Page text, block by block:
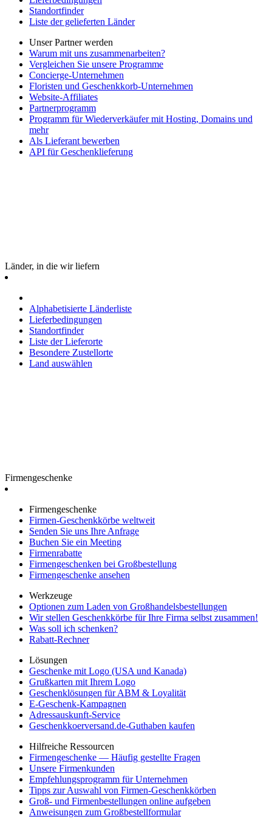
Standortfinder
Liste der gelieferten Länder
Unser Partner werden
Warum mit uns zusammenarbeiten?
Vergleichen Sie unsere Programme
Concierge-Unternehmen
Floristen und Geschenkkorb-Unternehmen
Website-Affiliates
Partnerprogramm
Programm für Wiederverkäufer mit Hosting, Domains und
mehr
Als Lieferant bewerben
API für Geschenklieferung
Länder, in die wir liefern
Alphabetisierte Länderliste
Lieferbedingungen
Standortfinder
Liste der Lieferorte
Besondere Zustellorte
Land auswählen
Firmengeschenke
Firmengeschenke
Firmen-Geschenkkörbe weltweit
Senden Sie uns Ihre Anfrage
Buchen Sie ein Meeting
Firmenrabatte
Firmengeschenken bei Großbestellung
Firmengeschenke ansehen
Werkzeuge
Optionen zum Laden von Großhandelsbestellungen
Wir stellen Geschenkkörbe für Ihre Firma selbst zusammen!
Was soll ich schenken?
Rabatt-Rechner
Lösungen
Geschenke mit Logo (USA und Kanada)
Grußkarten mit Ihrem Logo
Geschenklösungen für ABM & Loyalität
E-Geschenk-Kampagnen
Adressauskunft-Service
Geschenkkoerversand.de-Guthaben kaufen
Hilfreiche Ressourcen
Firmengeschenke — Häufig gestellte Fragen
Unsere Firmenkunden
Empfehlungsprogramm für Unternehmen
Tipps zur Auswahl von Firmen-Geschenkkörben
Groß- und Firmenbestellungen online aufgeben
Anweisungen zum Großbestellformular